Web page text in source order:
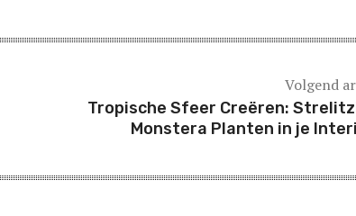
Volgend
Tropische Sfeer Creëren:
Monstera Planten in je